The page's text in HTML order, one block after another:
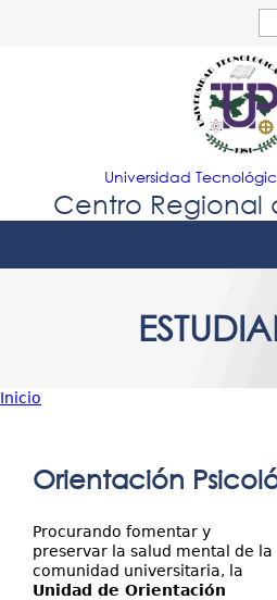
Jump to
Universidad
Centro Regional
Nuestro
Servicios
está
Inicio
Orientación
Procurando fomentar y
preservar la salud mental de la
comunidad universitaria, la
Unidad de Orientación